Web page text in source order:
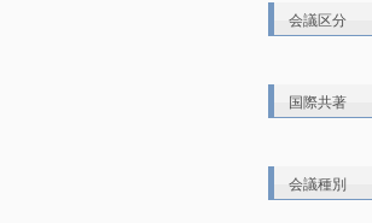
会議区分
国際共著
会議種別